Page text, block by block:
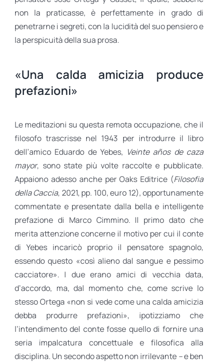
non la praticasse, è perfettamente in grado di
penetrarne i segreti, con la lucidità del suo pensiero e
la perspicuità della sua prosa.
«Una calda amicizia produce
prefazioni»
Le meditazioni su questa remota occupazione, che il
filosofo trascrisse nel 1943 per introdurre il libro
dell’amico Eduardo de Yebes, Veinte años de caza
mayor, sono state più volte raccolte e pubblicate.
Appaiono adesso anche per Oaks Editrice (Filosofia
della Caccia, 2021, pp. 100, euro 12), opportunamente
commentate e presentate dalla bella e intelligente
prefazione di Marco Cimmino. Il primo dato che
merita attenzione concerne il motivo per cui il conte
di Yebes incaricò proprio il pensatore spagnolo,
essendo questo «così alieno dal sangue e pessimo
cacciatore». I due erano amici di vecchia data,
d’accordo, ma, dal momento che, come scrive lo
stesso Ortega «non si vede come una calda amicizia
debba produrre prefazioni», ipotizziamo che
l’intendimento del conte fosse quello di fornire una
seria impalcatura concettuale e filosofica alla
disciplina. Un secondo aspetto non irrilevante –e ben